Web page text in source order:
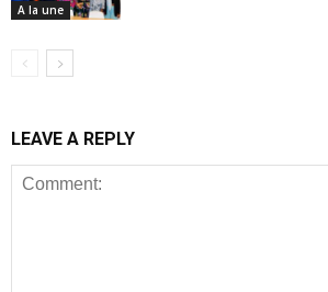
A la une
LEAVE A REPLY